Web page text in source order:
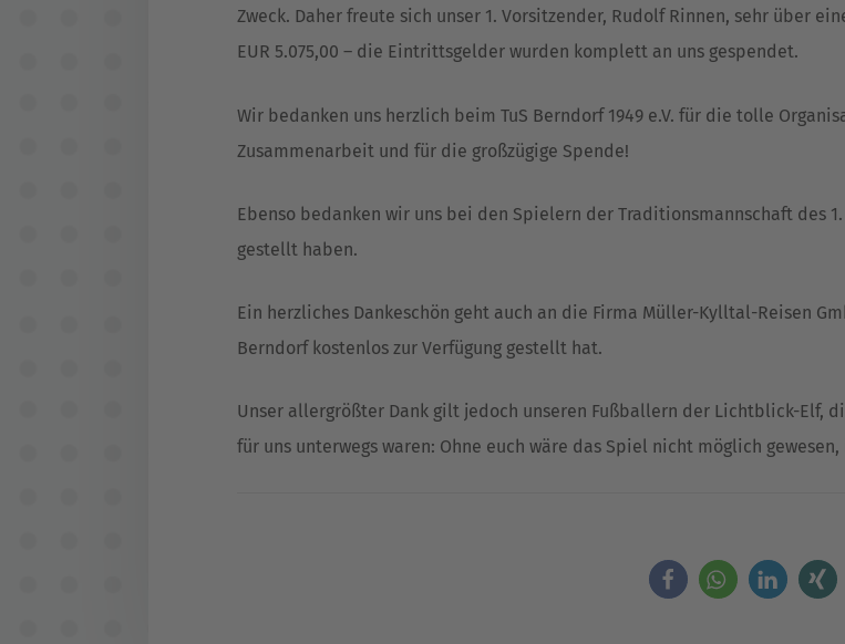
Zweck. Daher freute sich unser 1. Vorsitzender, Rudolf Rinnen, sehr über
EUR 5.075,00 – die Eintrittsgelder wurden komplett an uns gespendet.
Wir bedanken uns herzlich beim TuS Berndorf 1949 e.V. für die tolle
Zusammenarbeit und für die großzügige Spende!
Ebenso bedanken wir uns bei den Spielern der Traditionsmannschaft des
gestellt haben.
Ein herzliches Dankeschön geht auch an die Firma Müller-Kylltal-Reisen
Berndorf kostenlos zur Verfügung gestellt hat.
Unser allergrößter Dank gilt jedoch unseren Fußballern der Lichtblick-Elf,
für uns unterwegs waren: Ohne euch wäre das Spiel nicht möglich